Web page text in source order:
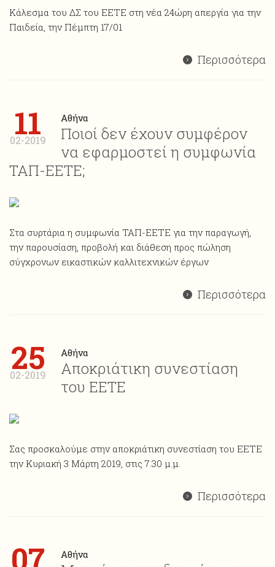
Κάλεσμα του ΔΣ του ΕΕΤΕ στη νέα 24ώρη απεργία για την
Παιδεία, την Πέμπτη 17/01
Περισσότερα
11
02-2019
Αθήνα
Ποιοί δεν έχουν συμφέρον
να εφαρμοστεί η συμφωνία
ΤΑΠ-ΕΕΤΕ;
Στα συρτάρια η συμφωνία ΤΑΠ-ΕΕΤΕ για την παραγωγή,
την παρουσίαση, προβολή και διάθεση προς πώληση
σύγχρονων εικαστικών καλλιτεχνικών έργων
Περισσότερα
25
02-2019
Αθήνα
Αποκριάτικη συνεστίαση
του ΕΕΤΕ
Σας προσκαλούμε στην αποκριάτικη συνεστίαση του ΕΕΤΕ
την Κυριακή 3 Μάρτη 2019, στις 7.30 μ.μ.
Περισσότερα
Αθήνα